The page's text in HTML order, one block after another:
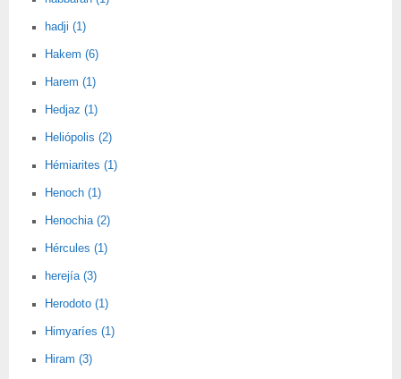
hadji (1)
Hakem (6)
Harem (1)
Hedjaz (1)
Heliópolis (2)
Hémiarites (1)
Henoch (1)
Henochia (2)
Hércules (1)
herejía (3)
Herodoto (1)
Himyaríes (1)
Hiram (3)